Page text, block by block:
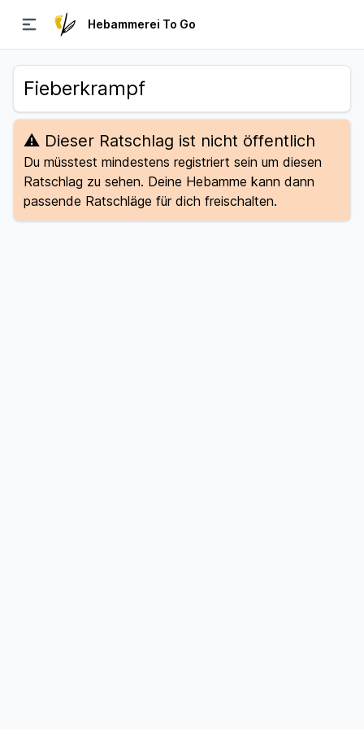
Hebammerei To Go
Fieberkrampf
⚠️ Dieser Ratschlag ist nicht öffentlich
Du müsstest mindestens registriert sein um diesen
Ratschlag zu sehen. Deine Hebamme kann dann
passende Ratschläge für dich freischalten.